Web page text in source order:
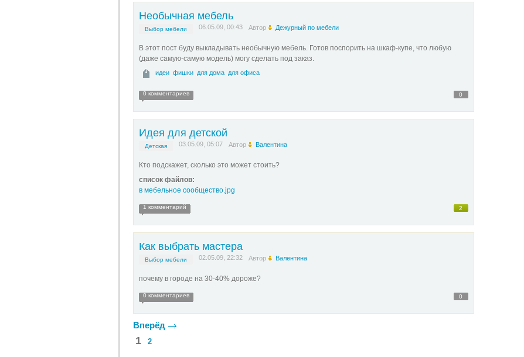
Необычная мебель
Выбор мебели 06.05.09, 00:43 Автор Дежурный по мебели
В этот пост буду выкладывать необычную мебель. Готов поспорить на шкаф-купе, что любую
(даже самую-самую модель) могу сделать под заказ.
идеи фишки для дома для офиса
0
0 комментариев
Идея для детской
Детская 03.05.09, 05:07 Автор Валентина
Кто подскажет, сколько это может стоить?
список файлов:
в мебельное сообщество.jpg
2
1 комментарий
Как выбрать мастера
Выбор мебели 02.05.09, 22:32 Автор Валентина
почему в городе на 30-40% дороже?
0
0 комментариев
Вперёд
1 2